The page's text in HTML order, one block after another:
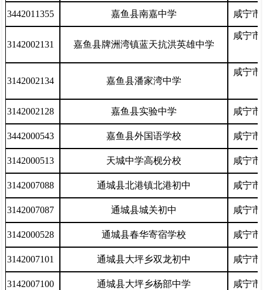
3442011355 嘉鱼县南嘉中学 咸宁
3142002131 嘉鱼县牌洲湾镇蓝天抗洪英雄中学
咸宁
3142002134 嘉鱼县潘家湾中学
咸宁
3142002128 嘉鱼县实验中学 咸宁
3442000543 嘉鱼县外国语学校 咸宁
3142000513 天城中学高枧分校 咸宁
3142007088 通城县北港镇北港初中 咸宁
3142007087 通城县城关初中 咸宁
3142000528 通城县春华寄宿学校 咸宁
3142007101 通城县大坪乡双龙初中 咸宁
3142007100 通城县大坪乡杨部中学 咸宁